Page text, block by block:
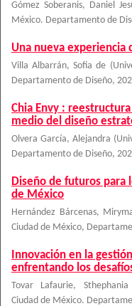
Gómez Soberanis, Daniel
México. Departamento de
Una nueva experiencia
Villa Albarrán, Sofia de (
Departamento de Diseño,
Chia Envy :
medio del diseño
Olvera García, Alejandra (
Departamento de Diseño,
Diseño de futuros para
de México
Hernández Bárcenas,
Ciudad de México,
Innovación en la
enfrentando los
Tovar Lafaurie, Sthephania
Ciudad de México.